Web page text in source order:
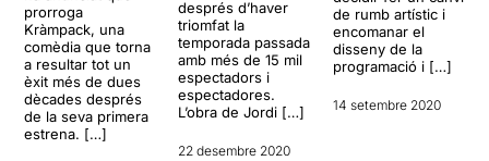
prorroga
Kràmpack, una
comèdia que torna
a resultar tot un
èxit més de dues
dècades després
de la seva primera
estrena. […]
després d’haver
triomfat la
temporada passada
amb més de 15 mil
espectadors i
espectadores.
L’obra de Jordi […]
22 desembre 2020
de rumb artístic i
encomanar el
disseny de la
programació i […]
14 setembre 2020